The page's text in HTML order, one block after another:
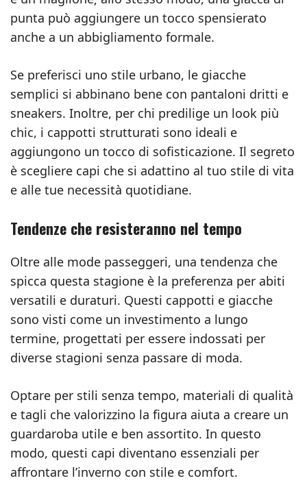
punta può aggiungere un tocco spensierato
anche a un abbigliamento formale.
Se preferisci uno stile urbano, le giacche
semplici si abbinano bene con pantaloni dritti e
sneakers. Inoltre, per chi predilige un look più
chic, i cappotti strutturati sono ideali e
aggiungono un tocco di sofisticazione. Il segreto
è scegliere capi che si adattino al tuo stile di vita
e alle tue necessità quotidiane.
Tendenze che resisteranno nel tempo
Oltre alle mode passeggeri, una tendenza che
spicca questa stagione è la preferenza per abiti
versatili e duraturi. Questi cappotti e giacche
sono visti come un investimento a lungo
termine, progettati per essere indossati per
diverse stagioni senza passare di moda.
Optare per stili senza tempo, materiali di qualità
e tagli che valorizzino la figura aiuta a creare un
guardaroba utile e ben assortito. In questo
modo, questi capi diventano essenziali per
affrontare l’inverno con stile e comfort.